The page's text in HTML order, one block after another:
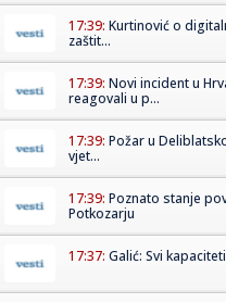
17:39: Kurtinović o
zaštit...
17:39: Novi incident u
reagovali u p...
17:39: Požar u
vjet...
17:39: Poznato stanje
Potkozarju
17:37: Galić: Svi